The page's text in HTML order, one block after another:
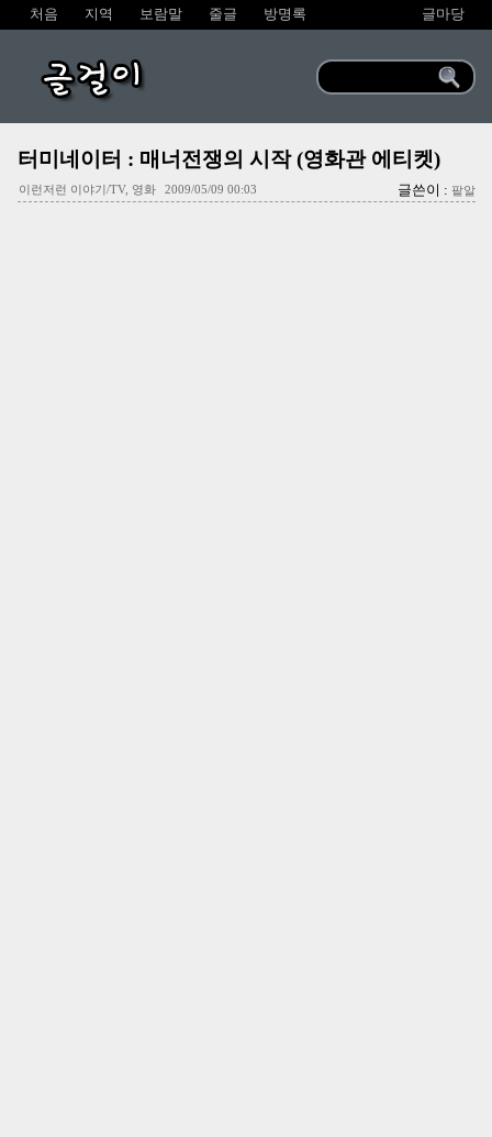
처음 지역 보람말 줄글 방명록 글마당
글걸이
터미네이터 : 매너전쟁의 시작 (영화관 에티켓)
이런저런 이야기/TV, 영화 2009/05/09 00:03 글쓴이 : 팥알